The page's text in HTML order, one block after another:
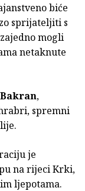
biće
sprijateljiti s
mogli
netaknute
,
spremni
je
na rijeci Krki,
ljepotama.